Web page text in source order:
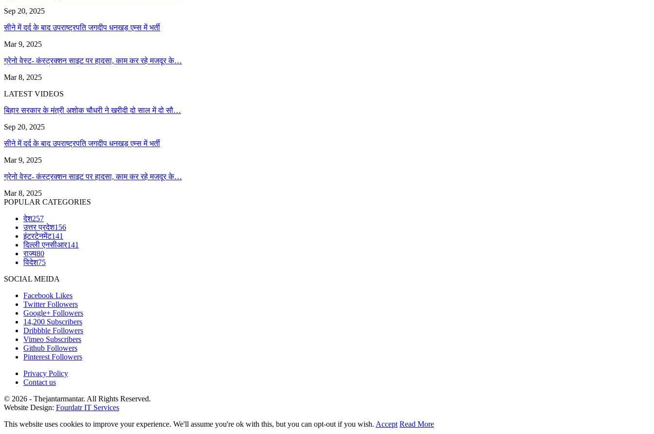
Sep 20, 2025
सीने में दर्द के बाद उपराष्ट्रपति जगदीप धनखड़ एम्स में भर्ती
Mar 9, 2025
ग्रेनो वेस्ट- कंस्ट्रक्शन साइट पर हादसा, काम कर रहे मजदूर के…
Mar 8, 2025
LATEST VIDEOS
बिहार सरकार के मंत्री अशोक चौधरी ने खरीदी दो साल में दो सौ…
Sep 20, 2025
सीने में दर्द के बाद उपराष्ट्रपति जगदीप धनखड़ एम्स में भर्ती
Mar 9, 2025
ग्रेनो वेस्ट- कंस्ट्रक्शन साइट पर हादसा, काम कर रहे मजदूर के…
Mar 8, 2025
POPULAR CATEGORIES
देश257
उत्तर प्रदेश156
इंटरटेनमेंट141
दिल्ली एनसीआर141
राज्य80
विदेश75
SOCIAL MEIDA
Facebook Likes
Twitter Followers
Google+ Followers
14,200 Subscribers
Dribbble Followers
Vimeo Subscribers
Github Followers
Pinterest Followers
Privacy Policy
Contact us
© 2026 - Thejantarmantar. All Rights Reserved.
Website Design: Fourdatr IT Services
This website uses cookies to improve your experience. We'll assume you're ok with this, but you can opt-out if you wish. Accept Read More